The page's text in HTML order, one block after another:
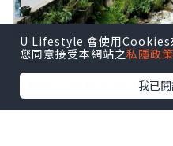
半個鐘後到達山頂, 憑票
超級靚.. 超級壯觀! 趁
U Lifestyle 會使用Cookies
您同意接受本網站之私隱政
我已